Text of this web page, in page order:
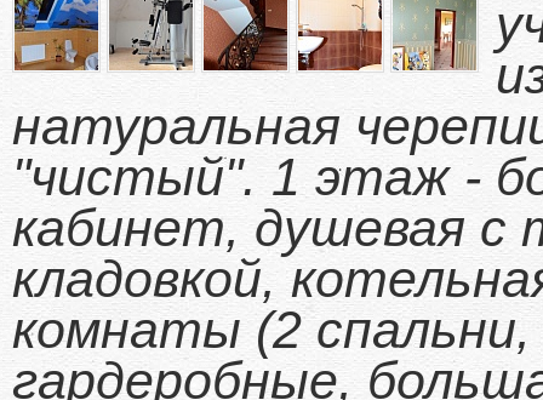
натуральная
"чистый". 1 этаж -
кабинет, душевая с
кладовкой,
комнаты (2
гардеробные,